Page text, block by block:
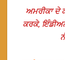
ਅਮਰੀਕਾ ਦੇ
ਕਰਕੇ, ਇੰਡੀਅਨ